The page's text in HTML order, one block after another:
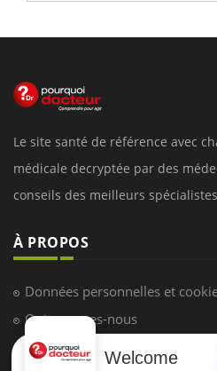
Le site santé de référence avec
médicale decryptée par des
conseils des meilleurs
À PROPOS
Données personnelles et
Qui sommes-nous
Conditions d'utilisation
Welcome